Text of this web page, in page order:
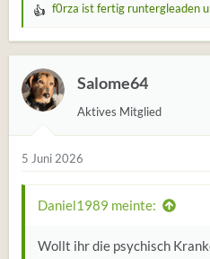
W
r
t
u
n
e
n
f0rza ist fertig runtergleaden
Salome64
Aktives Mitglied
5 Juni 2026
Daniel1989 meinte:
Wollt ihr die psychisch